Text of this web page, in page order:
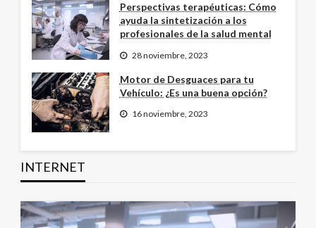
Perspectivas terapéuticas: Cómo
ayuda la sintetización a los
profesionales de la salud mental
28 noviembre, 2023
Motor de Desguaces para tu
Vehículo: ¿Es una buena opción?
16 noviembre, 2023
INTERNET